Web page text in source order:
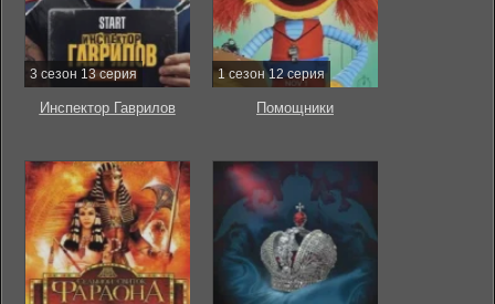
3 сезон 13 серия
Инспектор Гаврилов
1 сезон 12 серия
Помощники